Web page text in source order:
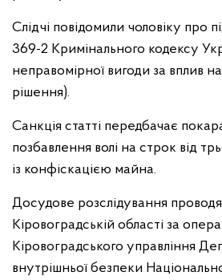
Слідчі повідомили чоловіку про
369-2 Кримінального кодексу
неправомірної вигоди за вплив
рішення).
Санкція статті передбачає
позбавлення волі на строк від
із конфіскацією майна.
Досудове розслідування
Кіровоградській області за
Кіровоградського управління
внутрішньої безпеки